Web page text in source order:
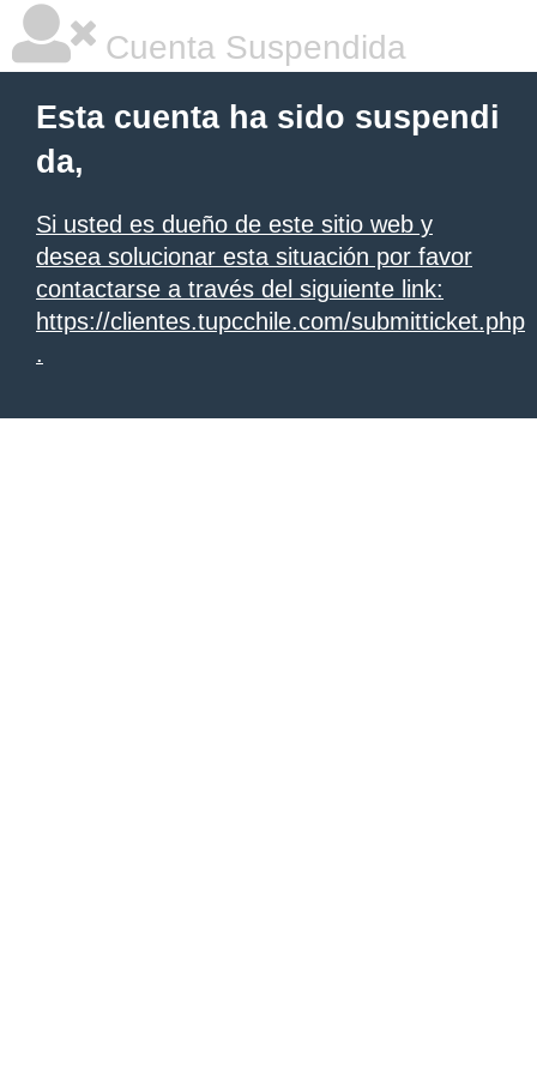
Cuenta Suspendida
Esta cuenta ha sido suspendi
da,
Si usted es dueño de este sitio web y
desea solucionar esta situación por favor
contactarse a través del siguiente link:
https://clientes.tupcchile.com/submitticket.php
.